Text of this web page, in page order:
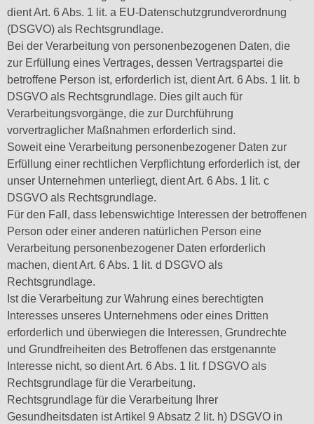
dient Art. 6 Abs. 1 lit. a EU-Datenschutzgrundverordnung
(DSGVO) als Rechtsgrundlage.
Bei der Verarbeitung von personenbezogenen Daten, die
zur Erfüllung eines Vertrages, dessen Vertragspartei die
betroffene Person ist, erforderlich ist, dient Art. 6 Abs. 1 lit. b
DSGVO als Rechtsgrundlage. Dies gilt auch für
Verarbeitungsvorgänge, die zur Durchführung
vorvertraglicher Maßnahmen erforderlich sind.
Soweit eine Verarbeitung personenbezogener Daten zur
Erfüllung einer rechtlichen Verpflichtung erforderlich ist, der
unser Unternehmen unterliegt, dient Art. 6 Abs. 1 lit. c
DSGVO als Rechtsgrundlage.
Für den Fall, dass lebenswichtige Interessen der betroffenen
Person oder einer anderen natürlichen Person eine
Verarbeitung personenbezogener Daten erforderlich
machen, dient Art. 6 Abs. 1 lit. d DSGVO als
Rechtsgrundlage.
Ist die Verarbeitung zur Wahrung eines berechtigten
Interesses unseres Unternehmens oder eines Dritten
erforderlich und überwiegen die Interessen, Grundrechte
und Grundfreiheiten des Betroffenen das erstgenannte
Interesse nicht, so dient Art. 6 Abs. 1 lit. f DSGVO als
Rechtsgrundlage für die Verarbeitung.
Rechtsgrundlage für die Verarbeitung Ihrer
Gesundheitsdaten ist Artikel 9 Absatz 2 lit. h) DSGVO in